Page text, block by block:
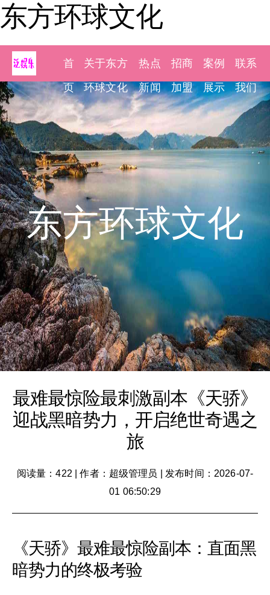
东方环球文化
首
页
关于东方
环球文化
热点
新闻
招商
加盟
案例
展示
联系
我们
东方环球文化
最难最惊险最刺激副本《天骄》
迎战黑暗势力，开启绝世奇遇之
旅
阅读量：422 |作者：超级管理员
发布时间：2026-07-
01 06:50:29
《天骄》最难最惊险副本：直面黑
暗势力的终极考验